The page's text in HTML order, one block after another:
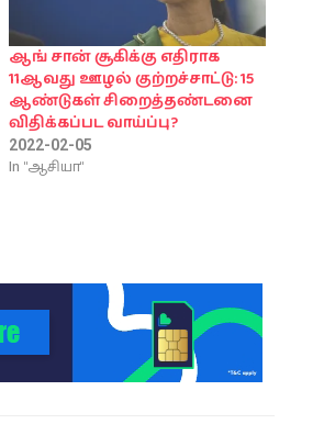
ஆங் சான் சூகிக்கு எதிராக
11ஆவது ஊழல் குற்றச்சாட்டு: 15
ஆண்டுகள் சிறைத்தண்டனை
விதிக்கப்பட வாய்ப்பு?
2022-02-05
In "ஆசியா"